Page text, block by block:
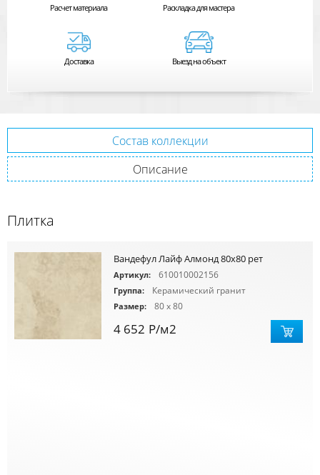
Расчетматериала Раскладка для мастера
Доставка Выезд на объект
Состав коллекции
Описание
Плитка
Вандефул Лайф Алмонд 80х80 рет
Артикул: 610010002156
Группа: Керамический гранит
Размер: 80 x 80
4 652 Р/м2